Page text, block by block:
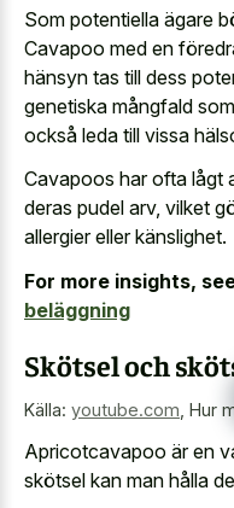
Som potentiella ägare
Cavapoo med en
hänsyn tas till dess
genetiska mångfald
också leda till vissa
Cavapoos har ofta lågt
deras pudel arv, vilket
allergier eller känslighet.
For more insights,
beläggning
Skötsel och
Källa: youtube.com Hur
Apricotcavapoo är en
skötsel kan man hålla